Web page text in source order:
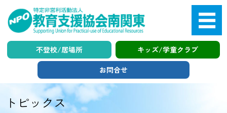
不登校/居場所
キッズ/学童クラブ
お問合せ
トピックス